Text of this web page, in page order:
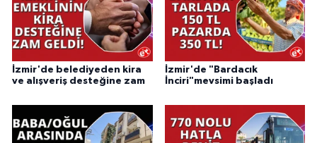
İzmir'de belediyeden kira
ve alışveriş desteğine zam
İzmir'de "Bardacık
İnciri"mevsimi başladı